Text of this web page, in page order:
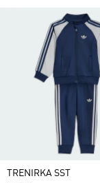
TRENIRKA SST